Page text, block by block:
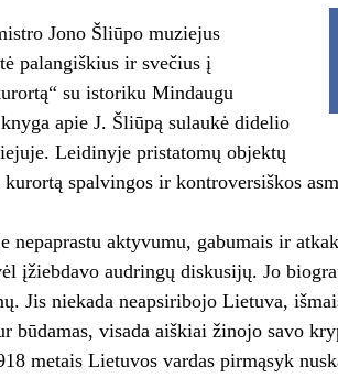
Jono Šliūpo muziejus
palangiškius ir svečius į
su istoriku Mindaugu
apie J. Šliūpą sulaukė didelio
Leidinyje pristatomų objektų
spalvingos ir kontroversiškos
aktyvumu, gabumais ir
įžiebdavo audringų diskusijų. Jo
niekada neapsiribojo Lietuva,
visada aiškiai žinojo savo
metais Lietuvos vardas pirmąsyk